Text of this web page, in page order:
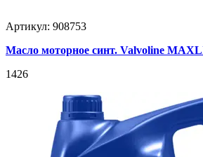
Артикул: 908753
Масло моторное синт. Valvoline
1426